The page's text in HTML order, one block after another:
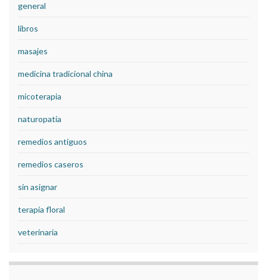
general
libros
masajes
medicina tradicional china
micoterapia
naturopatia
remedios antiguos
remedios caseros
sin asignar
terapia floral
veterinaria